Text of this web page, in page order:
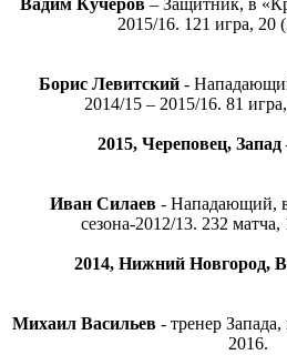
2015/16. 121 игра, 20
Борис Левитский-
2014/15 – 2015/16. 81
2015, Череповец,
Иван Силаев- Нападающий,
сезона-2012/13. 232
2014, Нижний Новгород,
Михаил Васильев- тренер
2016.